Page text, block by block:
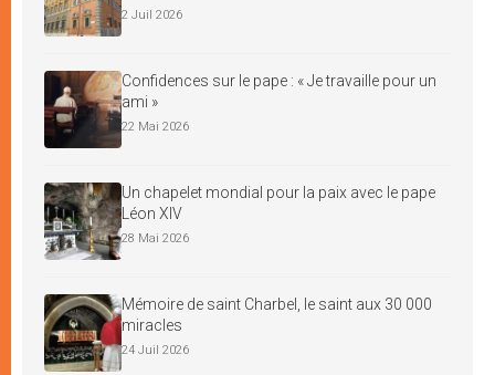
2 Juil 2026
Confidences sur le pape : « Je travaille pour un
ami »
22 Mai 2026
Un chapelet mondial pour la paix avec le pape
Léon XIV
28 Mai 2026
Mémoire de saint Charbel, le saint aux 30 000
miracles
24 Juil 2026